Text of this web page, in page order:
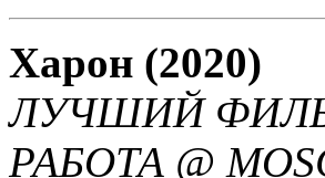
Харон (2020)
ЛУЧШИЙ
РАБОТА @